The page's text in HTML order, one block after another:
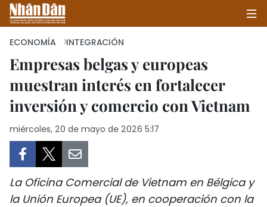
INICIO
POLÍTICA
ECONOMÍA
SALUD - MEDIO AMBIENTE
ECONOMÍA INTEGRACIÓN
Empresas belgas y europeas
muestran interés en fortalecer
inversión y comercio con Vietnam
miércoles, 20 de mayo de 2026 5:17
La Oficina Comercial de Vietnam en Bélgica y
la Unión Europea (UE), en cooperación con la